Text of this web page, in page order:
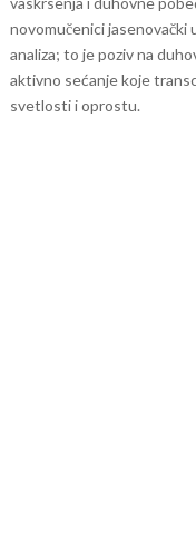
novomučenici jasenovački
analiza; to je poziv na
aktivno sećanje koje
svetlosti i oprostu.